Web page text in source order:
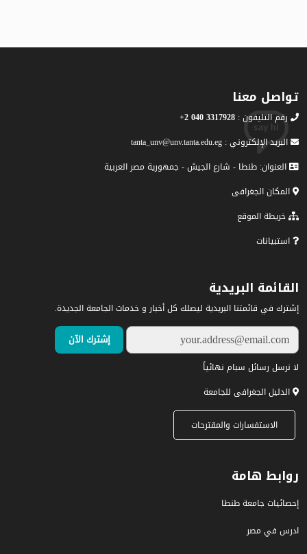
تواصل معنا
رقم التليفون : 3317928 040 2+
البريد الإلكتروني : tanta_unv@unv.tanta.edu.eg
العنوان: طنطا - شارع الجيش - جمهورية مصر العربية
المكان الجغرافى
خريطة الموقع
استبيانات
القائمة البريدية
إشترك في قائمتنا البريدية ليصلك كل أخبار و خدمات الجامعة الجديدة.
لا نرسل رسائل سبام نهائياً
الدليل الجغرافى للجامعة
الاستفسارات والمقترحات
روابط هامة
إحصائيات جامعة طنطا
ادرس في مصر